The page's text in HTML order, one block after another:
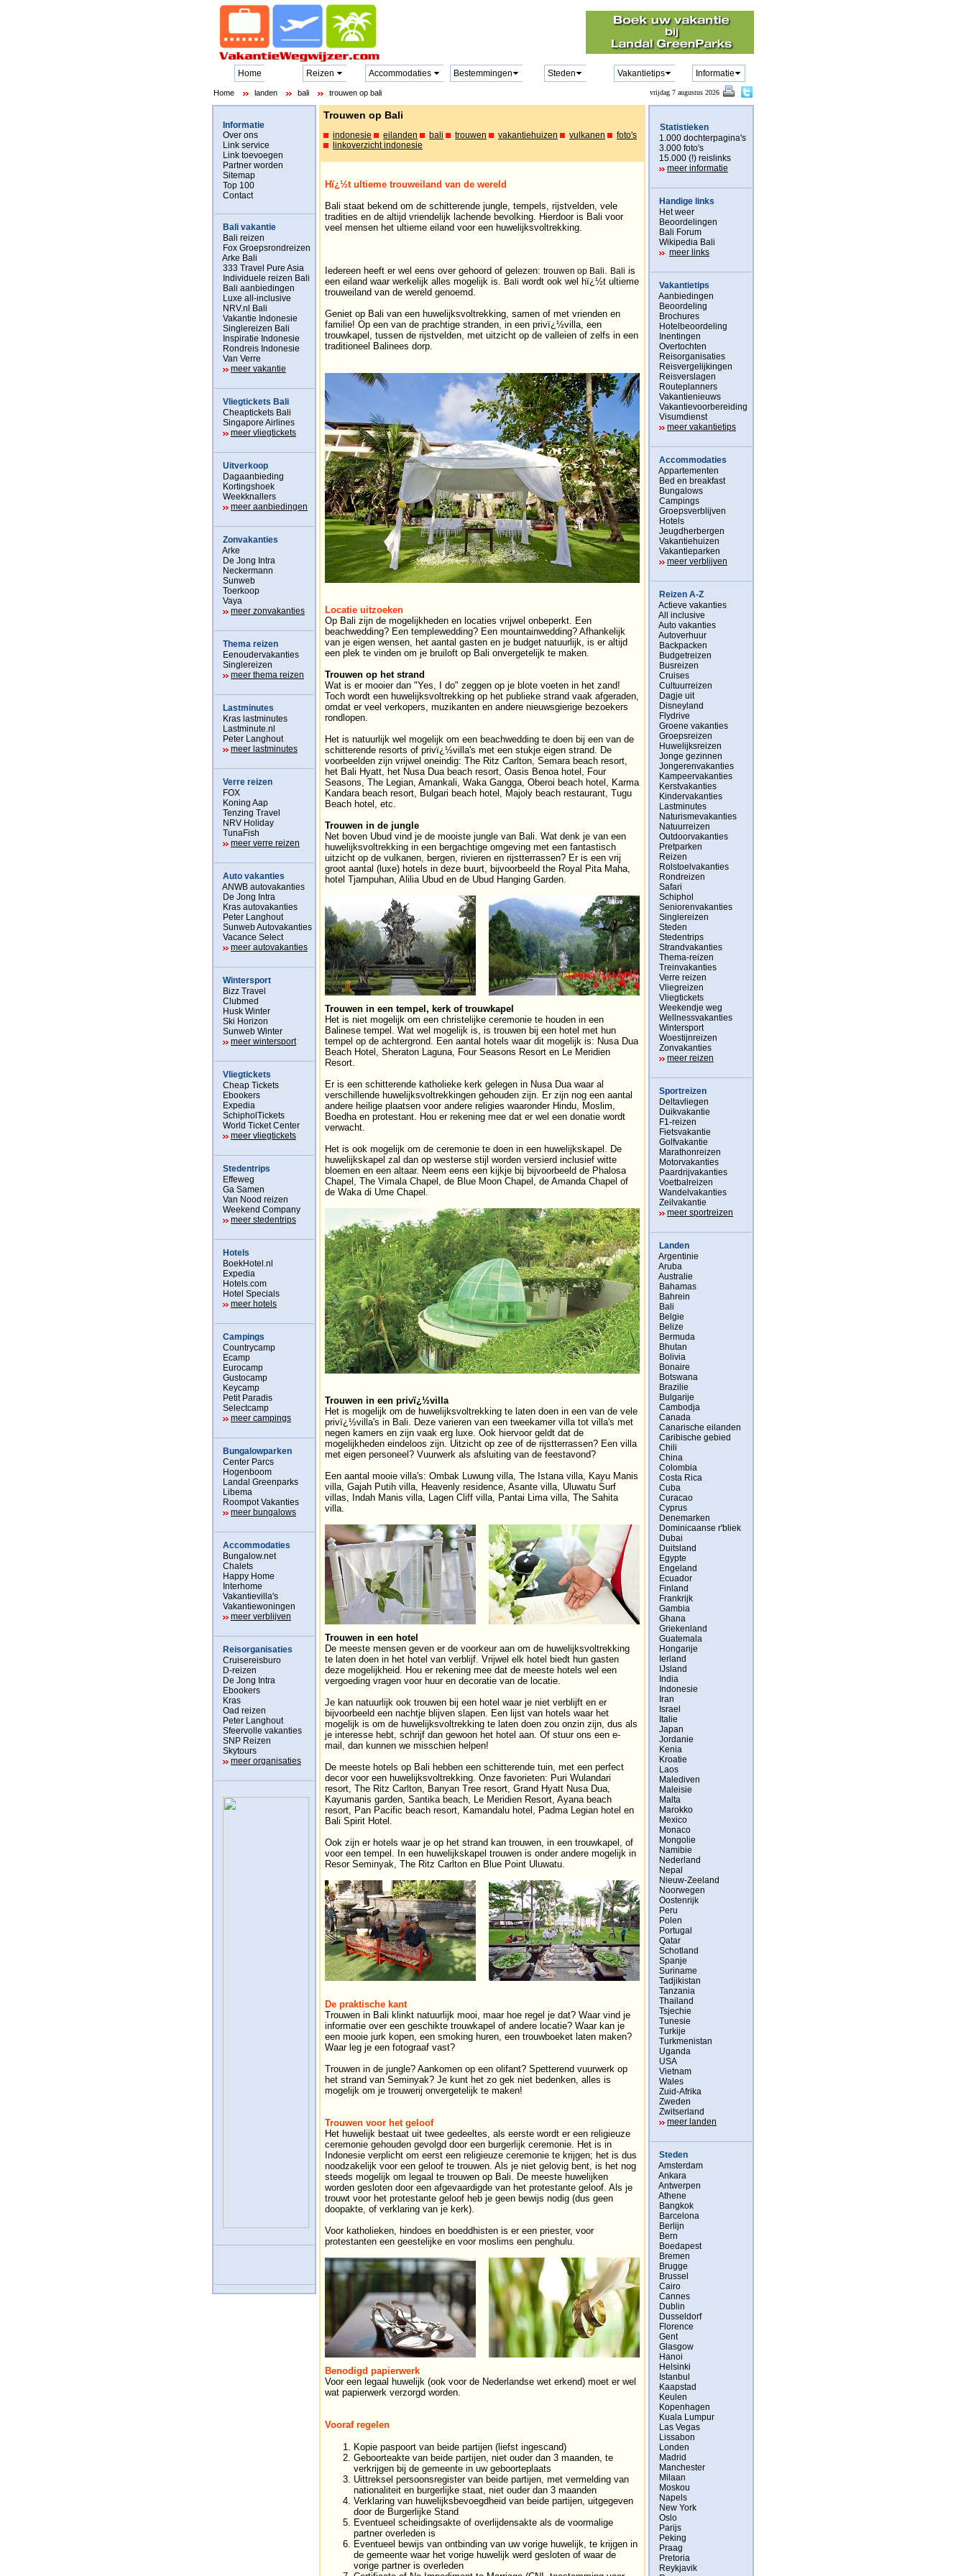
Home Reizen Accommodaties Bestemmingen Steden Vakantietips Informatie
Home landen bali trouwen op bali vrijdag 7 augustus 2026
Informatie
Over ons
Link service
Link toevoegen
Partner worden
Sitemap
Top 100
Contact
Bali vakantie
Bali reizen
Fox Groepsrondreizen
Arke Bali
333 Travel Pure Asia
Individuele reizen Bali
Bali aanbiedingen
Luxe all-inclusive
NRV.nl Bali
Vakantie Indonesie
Singlereizen Bali
Inspiratie Indonesie
Rondreis Indonesie
Van Verre
meer vakantie
Vliegtickets Bali
Cheaptickets Bali
Singapore Airlines
meer vliegtickets
Uitverkoop
Dagaanbieding
Kortingshoek
Weekknallers
meer aanbiedingen
Zonvakanties
Arke
De Jong Intra
Neckermann
Sunweb
Toerkoop
Vaya
meer zonvakanties
Thema reizen
Eenoudervakanties
Singlereizen
meer thema reizen
Lastminutes
Kras lastminutes
Lastminute.nl
Peter Langhout
meer lastminutes
Verre reizen
FOX
Koning Aap
Tenzing Travel
NRV Holiday
TunaFish
meer verre reizen
Auto vakanties
ANWB autovakanties
De Jong Intra
Kras autovakanties
Peter Langhout
Sunweb Autovakanties
Vacance Select
meer autovakanties
Wintersport
Bizz Travel
Clubmed
Husk Winter
Ski Horizon
Sunweb Winter
meer wintersport
Vliegtickets
Cheap Tickets
Ebookers
Expedia
SchipholTickets
World Ticket Center
meer vliegtickets
Stedentrips
Effeweg
Ga Samen
Van Nood reizen
Weekend Company
meer stedentrips
Hotels
BoekHotel.nl
Expedia
Hotels.com
Hotel Specials
meer hotels
Campings
Countrycamp
Ecamp
Eurocamp
Gustocamp
Keycamp
Petit Paradis
Selectcamp
meer campings
Bungalowparken
Center Parcs
Hogenboom
Landal Greenparks
Libema
Roompot Vakanties
meer bungalows
Accommodaties
Bungalow.net
Chalets
Happy Home
Interhome
Vakantievilla's
Vakantiewoningen
meer verblijven
Reisorganisaties
Cruisereisburo
D-reizen
De Jong Intra
Ebookers
Kras
Oad reizen
Peter Langhout
Sfeervolle vakanties
SNP Reizen
Skytours
meer organisaties
Trouwen op Bali
indonesie eilanden bali trouwen vakantiehuizen vulkanen
foto's
linkoverzicht indonesie
Hï¿½t ultieme trouweiland van de wereld
Bali staat bekend om de schitterende jungle, tempels, rijstvelden, vele
tradities en de altijd vriendelijk lachende bevolking. Hierdoor is Bali voor
veel mensen het ultieme eiland voor een huwelijksvoltrekking.
Iedereen heeft er wel eens over gehoord of gelezen: trouwen op Bali. Bali is
een eiland waar werkelijk alles mogelijk is. Bali wordt ook wel hï¿½t ultieme
trouweiland van de wereld genoemd.
Geniet op Bali van een huwelijksvoltrekking, samen of met vrienden en
familie! Op een van de prachtige stranden, in een privï¿½villa, een
trouwkapel, tussen de rijstvelden, met uitzicht op de valleien of zelfs in een
traditioneel Balinees dorp.
Locatie uitzoeken
Op Bali zijn de mogelijkheden en locaties vrijwel onbeperkt. Een
beachwedding? Een templewedding? Een mountainwedding? Afhankelijk
van je eigen wensen, het aantal gasten en je budget natuurlijk, is er altijd
een plek te vinden om je bruiloft op Bali onvergetelijk te maken.
Trouwen op het strand
Wat is er mooier dan "Yes, I do" zeggen op je blote voeten in het zand!
Toch wordt een huwelijksvoltrekking op het publieke strand vaak afgeraden,
omdat er veel verkopers, muzikanten en andere nieuwsgierige bezoekers
rondlopen.
Het is natuurlijk wel mogelijk om een beachwedding te doen bij een van de
schitterende resorts of privï¿½villa's met een stukje eigen strand. De
voorbeelden zijn vrijwel oneindig: The Ritz Carlton, Semara beach resort,
het Bali Hyatt, het Nusa Dua beach resort, Oasis Benoa hotel, Four
Seasons, The Legian, Amankali, Waka Gangga, Oberoi beach hotel, Karma
Kandara beach resort, Bulgari beach hotel, Majoly beach restaurant, Tugu
Beach hotel, etc.
Trouwen in de jungle
Net boven Ubud vind je de mooiste jungle van Bali. Wat denk je van een
huwelijksvoltrekking in een bergachtige omgeving met een fantastisch
uitzicht op de vulkanen, bergen, rivieren en rijstterrassen? Er is een vrij
groot aantal (luxe) hotels in deze buurt, bijvoorbeeld the Royal Pita Maha,
hotel Tjampuhan, Alilia Ubud en de Ubud Hanging Garden.
Trouwen in een tempel, kerk of trouwkapel
Het is niet mogelijk om een christelijke ceremonie te houden in een
Balinese tempel. Wat wel mogelijk is, is trouwen bij een hotel met hun
tempel op de achtergrond. Een aantal hotels waar dit mogelijk is: Nusa Dua
Beach Hotel, Sheraton Laguna, Four Seasons Resort en Le Meridien
Resort.
Er is een schitterende katholieke kerk gelegen in Nusa Dua waar al
verschillende huwelijksvoltrekkingen gehouden zijn. Er zijn nog een aantal
andere heilige plaatsen voor andere religies waaronder Hindu, Moslim,
Boedha en protestant. Hou er rekening mee dat er wel een donatie wordt
verwacht.
Het is ook mogelijk om de ceremonie te doen in een huwelijkskapel. De
huwelijkskapel zal dan op westerse stijl worden versierd inclusief witte
bloemen en een altaar. Neem eens een kijkje bij bijvoorbeeld de Phalosa
Chapel, The Vimala Chapel, de Blue Moon Chapel, de Amanda Chapel of
de Waka di Ume Chapel.
Trouwen in een privï¿½villa
Het is mogelijk om de huwelijksvoltrekking te laten doen in een van de vele
privï¿½villa's in Bali. Deze varieren van een tweekamer villa tot villa's met
negen kamers en zijn vaak erg luxe. Ook hiervoor geldt dat de
mogelijkheden eindeloos zijn. Uitzicht op zee of de rijstterrassen? Een villa
met eigen personeel? Vuurwerk als afsluiting van de feestavond?
Een aantal mooie villa's: Ombak Luwung villa, The Istana villa, Kayu Manis
villa, Gajah Putih villa, Heavenly residence, Asante villa, Uluwatu Surf
villas, Indah Manis villa, Lagen Cliff villa, Pantai Lima villa, The Sahita
villa.
Trouwen in een hotel
De meeste mensen geven er de voorkeur aan om de huwelijksvoltrekking
te laten doen in het hotel van verblijf. Vrijwel elk hotel biedt hun gasten
deze mogelijkheid. Hou er rekening mee dat de meeste hotels wel een
vergoeding vragen voor huur en decoratie van de locatie.
Je kan natuurlijk ook trouwen bij een hotel waar je niet verblijft en er
bijvoorbeeld een nachtje blijven slapen. Een lijst van hotels waar het
mogelijk is om de huwelijksvoltrekking te laten doen zou onzin zijn, dus als
je interesse hebt, schrijf dan gewoon het hotel aan. Of stuur ons een e-
mail, dan kunnen we misschien helpen!
De meeste hotels op Bali hebben een schitterende tuin, met een perfect
decor voor een huwelijksvoltrekking. Onze favorieten: Puri Wulandari
resort, The Ritz Carlton, Banyan Tree resort, Grand Hyatt Nusa Dua,
Kayumanis garden, Santika beach, Le Meridien Resort, Ayana beach
resort, Pan Pacific beach resort, Kamandalu hotel, Padma Legian hotel en
Bali Spirit Hotel.
Ook zijn er hotels waar je op het strand kan trouwen, in een trouwkapel, of
voor een tempel. In een huwelijkskapel trouwen is onder andere mogelijk in
Resor Seminyak, The Ritz Carlton en Blue Point Uluwatu.
De praktische kant
Trouwen in Bali klinkt natuurlijk mooi, maar hoe regel je dat? Waar vind je
informatie over een geschikte trouwkapel of andere locatie? Waar kan je
een mooie jurk kopen, een smoking huren, een trouwboeket laten maken?
Waar leg je een fotograaf vast?
Trouwen in de jungle? Aankomen op een olifant? Spetterend vuurwerk op
het strand van Seminyak? Je kunt het zo gek niet bedenken, alles is
mogelijk om je trouwerij onvergetelijk te maken!
Trouwen voor het geloof
Het huwelijk bestaat uit twee gedeeltes, als eerste wordt er een religieuze
ceremonie gehouden gevolgd door een burgerlijk ceremonie. Het is in
Indonesie verplicht om eerst een religieuze ceremonie te krijgen; het is dus
noodzakelijk voor een geloof te trouwen. Als je niet gelovig bent, is het nog
steeds mogelijk om legaal te trouwen op Bali. De meeste huwelijken
worden gesloten door een afgevaardigde van het protestante geloof. Als je
trouwt voor het protestante geloof heb je geen bewijs nodig (dus geen
doopakte, of verklaring van je kerk).
Voor katholieken, hindoes en boeddhisten is er een priester, voor
protestanten een geestelijke en voor moslims een penghulu.
Benodigd papierwerk
Voor een legaal huwelijk (ook voor de Nederlandse wet erkend) moet er wel
wat papierwerk verzorgd worden.
Vooraf regelen
Kopie paspoort van beide partijen (liefst ingescand)
Geboorteakte van beide partijen, niet ouder dan 3 maanden, te
verkrijgen bij de gemeente in uw geboorteplaats
Uittreksel persoonsregister van beide partijen, met vermelding van
nationaliteit en burgerlijke staat, niet ouder dan 3 maanden
Verklaring van huwelijksbevoegdheid van beide partijen, uitgegeven
door de Burgerlijke Stand
Eventueel scheidingsakte of overlijdensakte als de voormalige
partner overleden is
Eventueel bewijs van ontbinding van uw vorige huwelijk, te krijgen in
de gemeente waar het vorige huwelijk werd gesloten of waar de
vorige partner is overleden
Statistieken
1.000 dochterpagina's
3.000 foto's
15.000 (!) reislinks
meer informatie
Handige links
Het weer
Beoordelingen
Bali Forum
Wikipedia Bali
meer links
Vakantietips
Aanbiedingen
Beoordeling
Brochures
Hotelbeoordeling
Inentingen
Overtochten
Reisorganisaties
Reisvergelijkingen
Reisverslagen
Routeplanners
Vakantienieuws
Vakantievoorbereiding
Visumdienst
meer vakantietips
Accommodaties
Appartementen
Bed en breakfast
Bungalows
Campings
Groepsverblijven
Hotels
Jeugdherbergen
Vakantiehuizen
Vakantieparken
meer verblijven
Reizen A-Z
Actieve vakanties
All inclusive
Auto vakanties
Autoverhuur
Backpacken
Budgetreizen
Busreizen
Cruises
Cultuurreizen
Dagje uit
Disneyland
Flydrive
Groene vakanties
Groepsreizen
Huwelijksreizen
Jonge gezinnen
Jongerenvakanties
Kampeervakanties
Kerstvakanties
Kindervakanties
Lastminutes
Naturismevakanties
Natuurreizen
Outdoorvakanties
Pretparken
Reizen
Rolstoelvakanties
Rondreizen
Safari
Schiphol
Seniorenvakanties
Singlereizen
Steden
Stedentrips
Strandvakanties
Thema-reizen
Treinvakanties
Verre reizen
Vliegreizen
Vliegtickets
Weekendje weg
Wellnessvakanties
Wintersport
Woestijnreizen
Zonvakanties
meer reizen
Sportreizen
Deltavliegen
Duikvakantie
F1-reizen
Fietsvakantie
Golfvakantie
Marathonreizen
Motorvakanties
Paardrijvakanties
Voetbalreizen
Wandelvakanties
Zeilvakantie
meer sportreizen
Landen
Argentinie
Aruba
Australie
Bahamas
Bahrein
Bali
Belgie
Belize
Bermuda
Bhutan
Bolivia
Bonaire
Botswana
Brazilie
Bulgarije
Cambodja
Canada
Canarische eilanden
Caribische gebied
Chili
China
Colombia
Costa Rica
Cuba
Curacao
Cyprus
Denemarken
Dominicaanse r'bliek
Dubai
Duitsland
Egypte
Engeland
Ecuador
Finland
Frankrijk
Gambia
Ghana
Griekenland
Guatemala
Hongarije
Ierland
IJsland
India
Indonesie
Iran
Israel
Italie
Japan
Jordanie
Kenia
Kroatie
Laos
Malediven
Maleisie
Malta
Marokko
Mexico
Monaco
Mongolie
Namibie
Nederland
Nepal
Nieuw-Zeeland
Noorwegen
Oostenrijk
Peru
Polen
Portugal
Qatar
Schotland
Spanje
Suriname
Tadjikistan
Tanzania
Thailand
Tsjechie
Tunesie
Turkije
Turkmenistan
Uganda
USA
Vietnam
Wales
Zuid-Afrika
Zweden
Zwitserland
meer landen
Steden
Amsterdam
Ankara
Antwerpen
Athene
Bangkok
Barcelona
Berlijn
Bern
Boedapest
Bremen
Brugge
Brussel
Cairo
Cannes
Dublin
Dusseldorf
Florence
Gent
Glasgow
Hanoi
Helsinki
Istanbul
Kaapstad
Keulen
Kopenhagen
Kuala Lumpur
Las Vegas
Lissabon
Londen
Madrid
Manchester
Milaan
Moskou
Napels
New York
Oslo
Parijs
Peking
Praag
Pretoria
Reykjavik